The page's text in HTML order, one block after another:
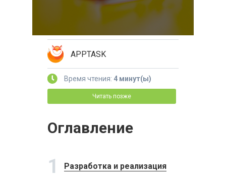
APPTASK
Время чтения: 4 минут(ы)
Читать позже
Оглавление
1 Разработка и реализация